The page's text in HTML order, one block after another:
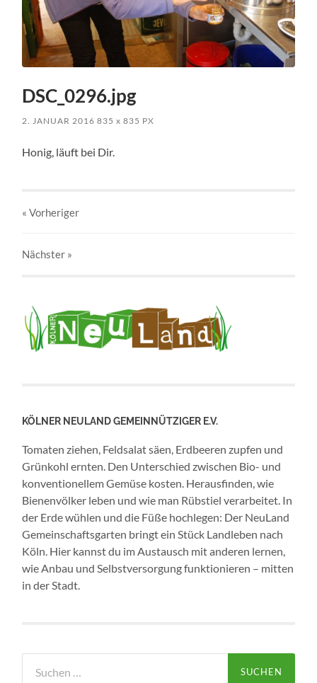
DSC_0296.jpg
2. JANUAR 2016 835x 835 PX
Honig, läuft bei Dir.
« Vorheriger
Nächster »
KÖLNER NEULAND GEMEINNÜTZIGER E.V.
Tomaten ziehen, Feldsalat säen, Erdbeeren zupfen und
Grünkohl ernten. Den Unterschied zwischen Bio- und
konventionellem Gemüse kosten. Herausfinden, wie
Bienenvölker leben und wie man Rübstiel verarbeitet. In
der Erde wühlen und die Füße hochlegen: Der NeuLand
Gemeinschaftsgarten bringt ein Stück Landleben nach
Köln. Hier kannst du im Austausch mit anderen lernen,
wie Anbau und Selbstversorgung funktionieren – mitten
in der Stadt.
nach: